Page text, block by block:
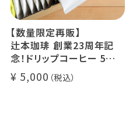
【数量限定再販】
辻本珈琲 創業23周年記
念！ドリップコーヒー 5種
50杯セット
アニバーサリーブレンド（コ
5,000